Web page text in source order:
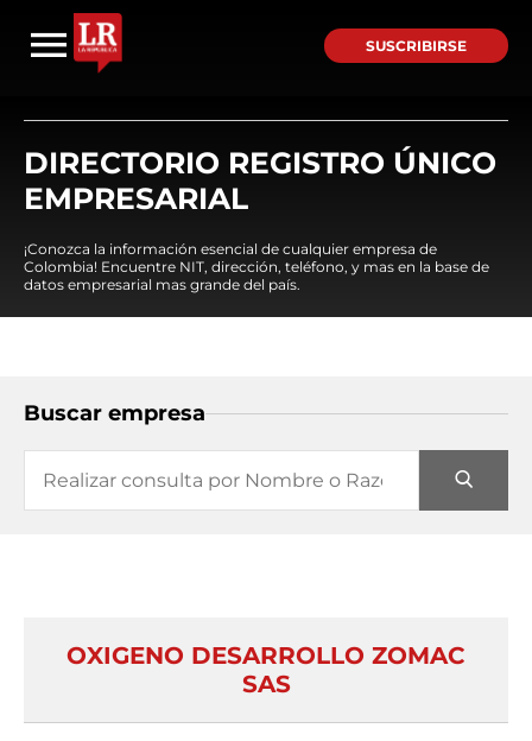
SUSCRIBIRSE
DIRECTORIO REGISTRO ÚNICO
EMPRESARIAL
¡Conozca la información esencial de cualquier empresa de
Colombia! Encuentre NIT, dirección, teléfono, y mas en la base de
datos empresarial mas grande del país.
Buscar empresa
OXIGENO DESARROLLO ZOMAC
SAS